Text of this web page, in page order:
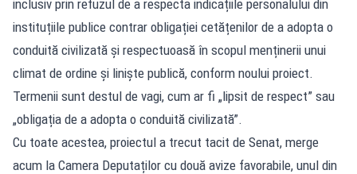
inclusiv prin refuzul de a respecta indicațiile personalului din
instituțiile publice contrar obligației cetățenilor de a adopta o
conduită civilizată și respectuoasă în scopul menținerii unui
climat de ordine și liniște publică, conform noului proiect.
Termenii sunt destul de vagi, cum ar fi „lipsit de respect” sau
„obligația de a adopta o conduită civilizată”.
Cu toate acestea, proiectul a trecut tacit de Senat, merge
acum la Camera Deputaților cu două avize favorabile, unul din